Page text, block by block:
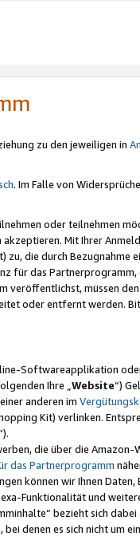
zu den jeweiligen in
. Im Falle von
oder teilnehmen
akzeptieren. Mit Ihrer
zu, die durch Bezugnahme
für das
veröffentlichst, müssen
oder entfernt werden.
Softwareapplikation
Ihre „ Website“)
anderen im
Kit) verlinken.
die über die
das Partnerprogramm
können wir Ihnen Daten,
Funktionalität und
bezieht sich
denen es sich nicht um